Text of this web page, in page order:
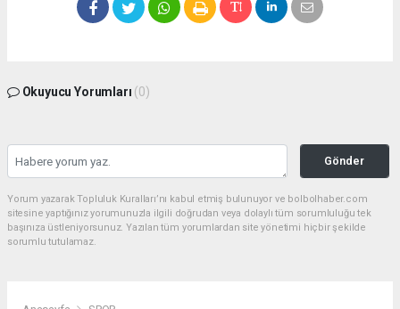
Okuyucu Yorumları (0)
Gönder
Yorum yazarak Topluluk Kuralları’nı kabul etmiş bulunuyor ve bolbolhaber.com
sitesine yaptığınız yorumunuzla ilgili doğrudan veya dolaylı tüm sorumluluğu tek
başınıza üstleniyorsunuz. Yazılan tüm yorumlardan site yönetimi hiçbir şekilde
sorumlu tutulamaz.